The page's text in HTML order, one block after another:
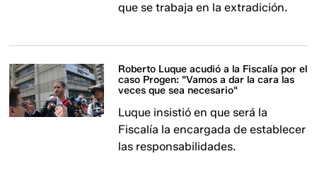
que se trabaja en la extradición.
Roberto Luque acudió a la Fiscalía por el
caso Progen: "Vamos a dar la cara las
veces que sea necesario"
Luque insistió en que será la
Fiscalía la encargada de establecer
las responsabilidades.